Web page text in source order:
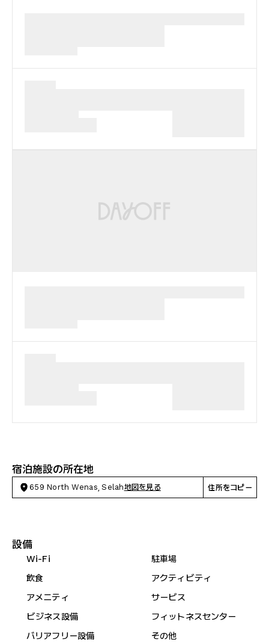
宿泊施設の所在地
659 North Wenas, Selah地図を見る 住所をコピー
設備
Wi-Fi
駐車場
飲食
アクティビティ
アメニティ
サービス
ビジネス設備
フィットネスセンター
バリアフリー設備
その他